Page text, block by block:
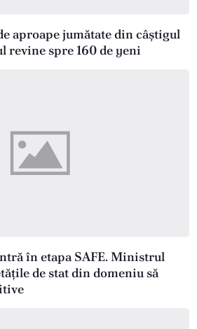
aproape jumătate din câștigul
revine spre 160 de yeni
în etapa SAFE. Ministrul
de stat din domeniu să